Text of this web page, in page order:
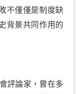
不僅僅是制度缺
背景共同作用的
評論家，曾在多